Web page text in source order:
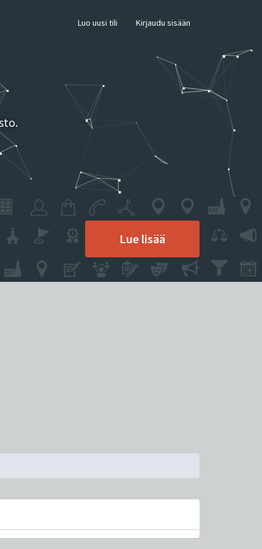
Luo uusi tili Kirjaudu sisään
Lue lisää